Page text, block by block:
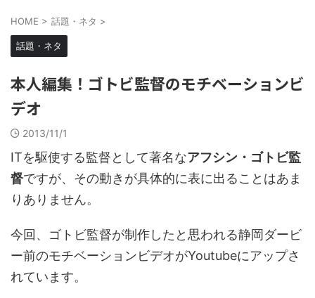
HOME > 話題・ネタ >
話題・ネタ
本人編集！ゴトビ監督のモチベーションビ
デオ
2013/11/1
ITを駆使する監督として著名なアフシン・ゴトビ監
督ですが、その動きが具体的に表に出ることはあま
りありません。
今回、ゴトビ監督が制作したと思われる静岡ダービ
ー前のモチベーションビデオがYoutubeにアップさ
れています。